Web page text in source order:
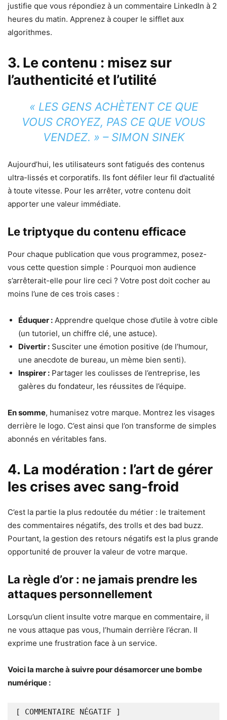
justifie que vous répondiez à un commentaire LinkedIn à 2
heures du matin. Apprenez à couper le sifflet aux
algorithmes.
3. Le contenu : misez sur
l’authenticité et l’utilité
« LES GENS ACHÈTENT CE QUE
VOUS CROYEZ, PAS CE QUE VOUS
VENDEZ. » – SIMON SINEK
Aujourd’hui, les utilisateurs sont fatigués des contenus
ultra-lissés et corporatifs. Ils font défiler leur fil d’actualité
à toute vitesse. Pour les arrêter, votre contenu doit
apporter une valeur immédiate.
Le triptyque du contenu efficace
Pour chaque publication que vous programmez, posez-
vous cette question simple : Pourquoi mon audience
s’arrêterait-elle pour lire ceci ? Votre post doit cocher au
moins l’une de ces trois cases :
Éduquer : Apprendre quelque chose d’utile à votre cible
(un tutoriel, un chiffre clé, une astuce).
Divertir : Susciter une émotion positive (de l’humour,
une anecdote de bureau, un mème bien senti).
Inspirer : Partager les coulisses de l’entreprise, les
galères du fondateur, les réussites de l’équipe.
En somme, humanisez votre marque. Montrez les visages
derrière le logo. C’est ainsi que l’on transforme de simples
abonnés en véritables fans.
4. La modération : l’art de gérer
les crises avec sang-froid
C’est la partie la plus redoutée du métier : le traitement
des commentaires négatifs, des trolls et des bad buzz.
Pourtant, la gestion des retours négatifs est la plus grande
opportunité de prouver la valeur de votre marque.
La règle d’or : ne jamais prendre les
attaques personnellement
Lorsqu’un client insulte votre marque en commentaire, il
ne vous attaque pas vous, l’humain derrière l’écran. Il
exprime une frustration face à un service.
Voici la marche à suivre pour désamorcer une bombe
numérique :
[ COMMENTAIRE NÉGATIF ]